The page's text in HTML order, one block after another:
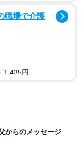
職場で介護
1,435円
からのメッセージ